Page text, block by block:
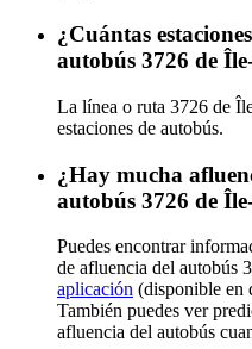
¿Cuántas
autobús 3726 de
La línea o ruta 3726 de
estaciones de autobús.
¿Hay mucha
autobús 3726 de
Puedes encontrar
de afluencia del autobús
aplicación (disponible en
También puedes ver
afluencia del autobús